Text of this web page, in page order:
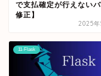
で支払確定が行えない
修正】
2025年
11-Flask